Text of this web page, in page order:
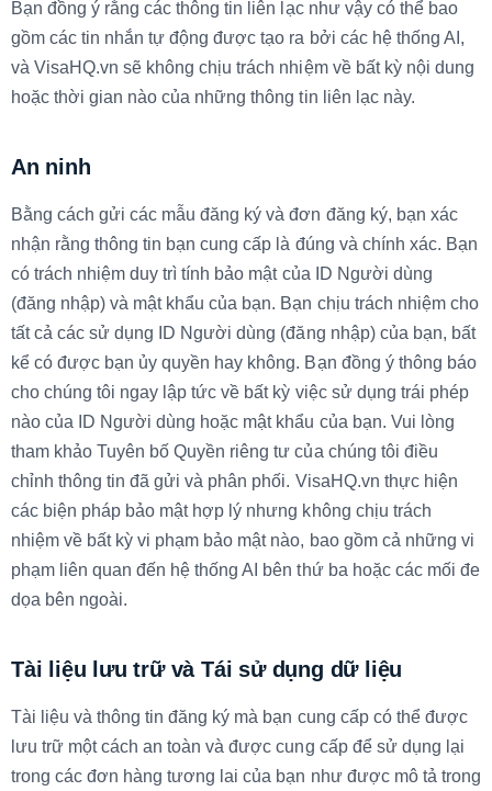
Bạn đồng ý rằng các thông tin liên lạc như vậy có thể bao
gồm các tin nhắn tự động được tạo ra bởi các hệ thống AI,
và VisaHQ.vn sẽ không chịu trách nhiệm về bất kỳ nội dung
hoặc thời gian nào của những thông tin liên lạc này.
An ninh
Bằng cách gửi các mẫu đăng ký và đơn đăng ký, bạn xác
nhận rằng thông tin bạn cung cấp là đúng và chính xác. Bạn
có trách nhiệm duy trì tính bảo mật của ID Người dùng
(đăng nhập) và mật khẩu của bạn. Bạn chịu trách nhiệm cho
tất cả các sử dụng ID Người dùng (đăng nhập) của bạn, bất
kể có được bạn ủy quyền hay không. Bạn đồng ý thông báo
cho chúng tôi ngay lập tức về bất kỳ việc sử dụng trái phép
nào của ID Người dùng hoặc mật khẩu của bạn. Vui lòng
tham khảo Tuyên bố Quyền riêng tư của chúng tôi điều
chỉnh thông tin đã gửi và phân phối. VisaHQ.vn thực hiện
các biện pháp bảo mật hợp lý nhưng không chịu trách
nhiệm về bất kỳ vi phạm bảo mật nào, bao gồm cả những vi
phạm liên quan đến hệ thống AI bên thứ ba hoặc các mối đe
dọa bên ngoài.
Tài liệu lưu trữ và Tái sử dụng dữ liệu
Tài liệu và thông tin đăng ký mà bạn cung cấp có thể được
lưu trữ một cách an toàn và được cung cấp để sử dụng lại
trong các đơn hàng tương lai của bạn như được mô tả trong